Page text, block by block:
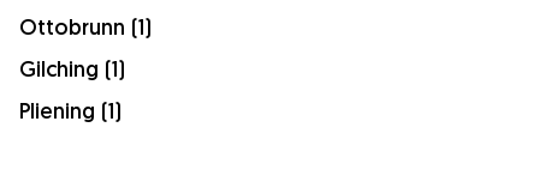
Ottobrunn (1)
Gilching (1)
Pliening (1)